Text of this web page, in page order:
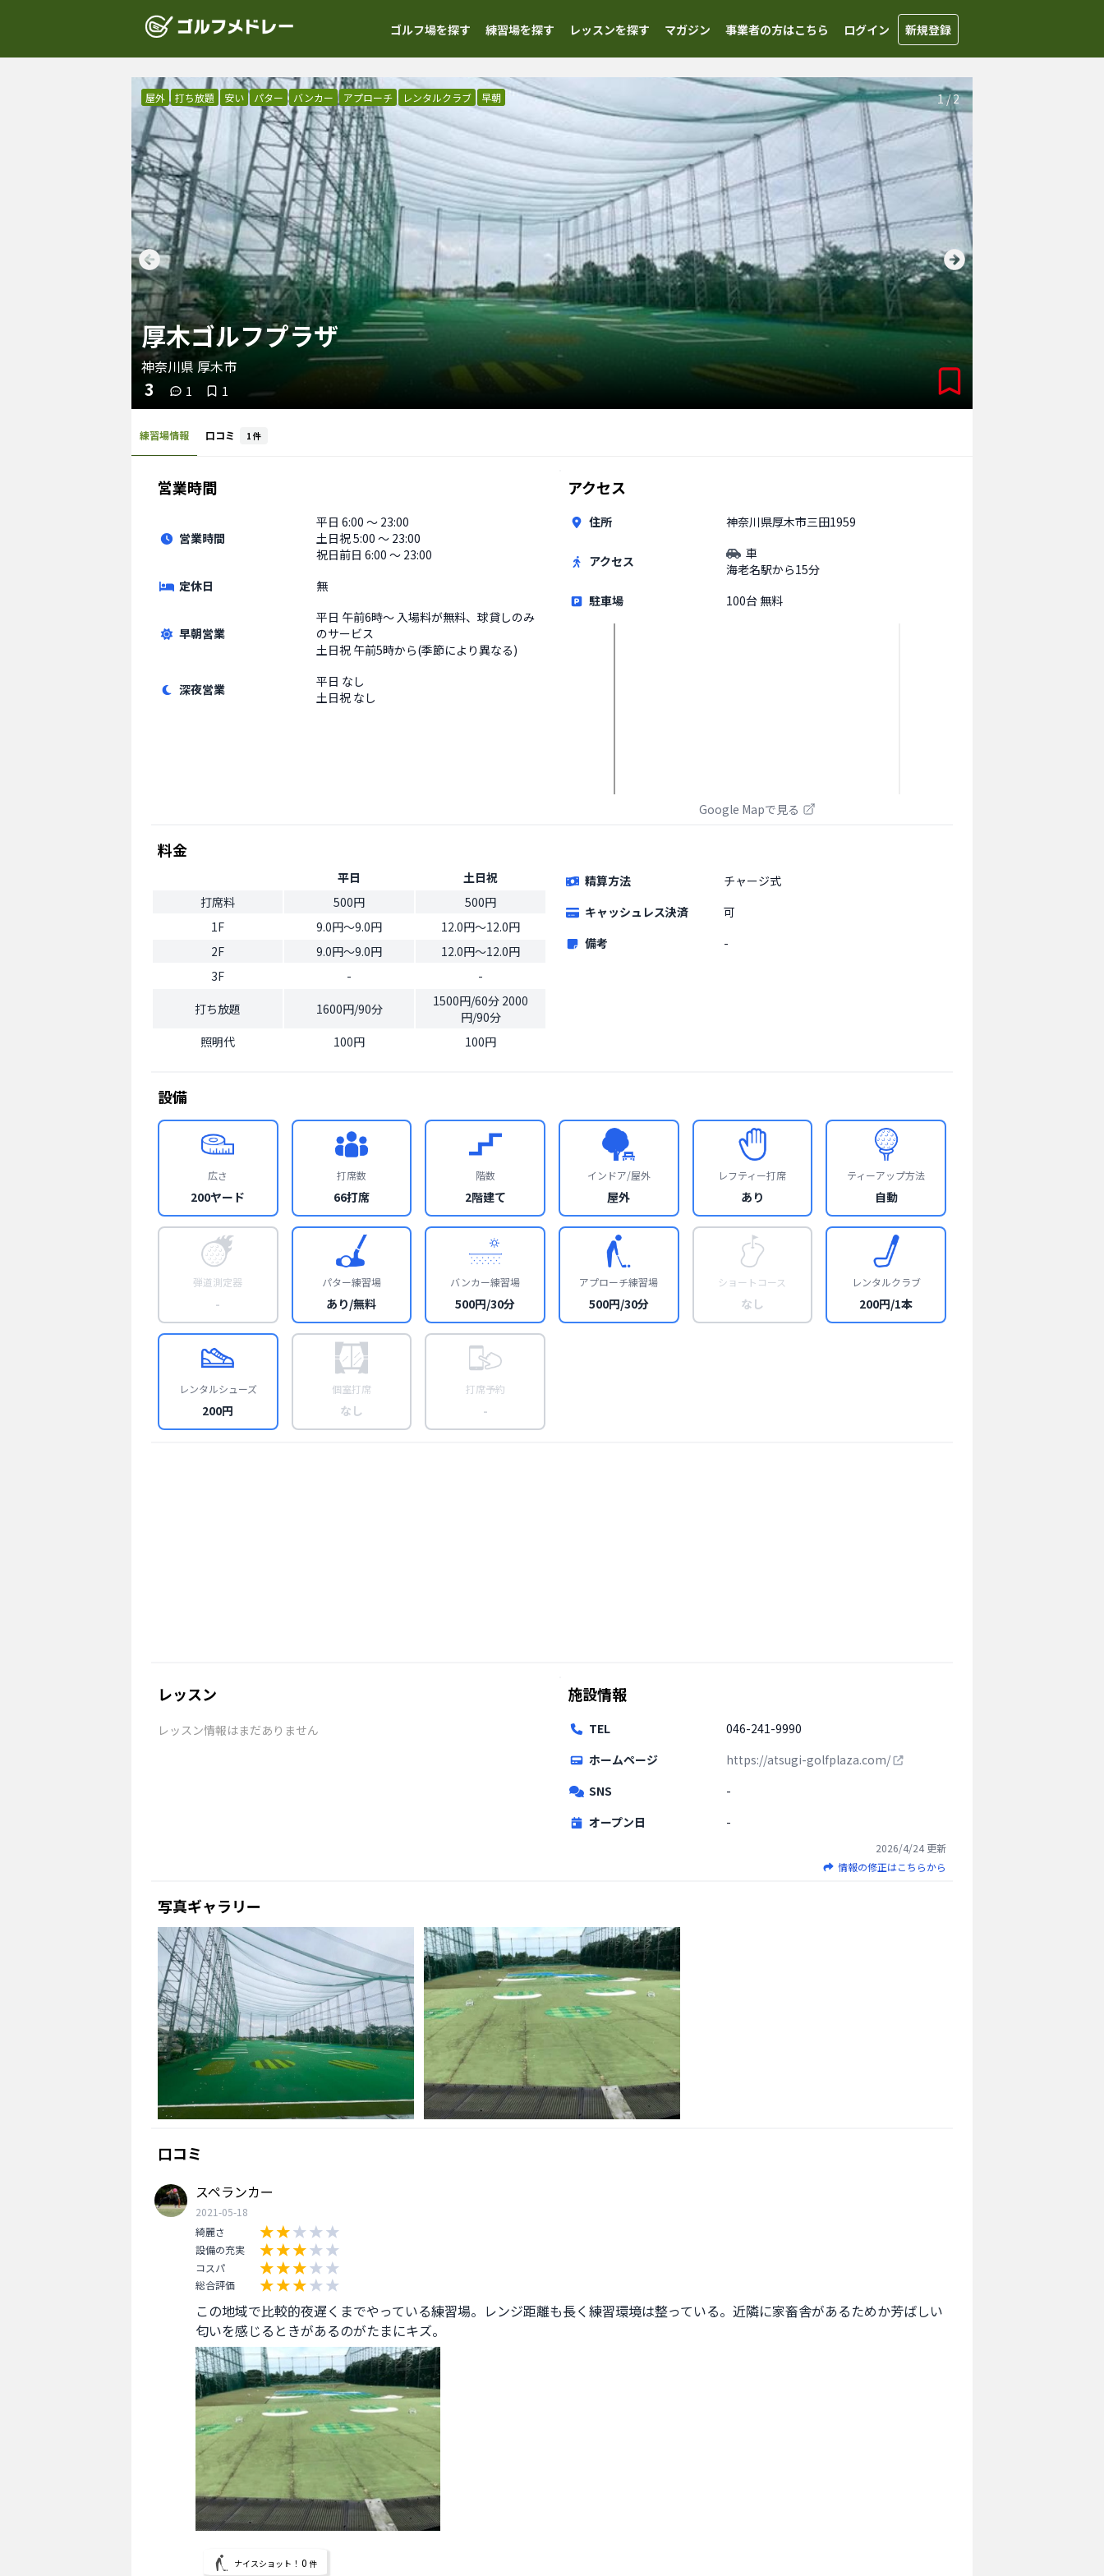
ゴルフ場を探す 練習場を探す レッスンを探す マガジン 事業者の方はこちら ログイン 新規登録
1/2
屋外 打ち放題 安い パター バンカー アプローチ レンタルクラブ 早朝
厚木ゴルフプラザ
神奈川県 厚木市
3 1 1
練習場情報 口コミ 1 件
営業時間
営業時間
平日 6:00 〜 23:00
土日祝5:00 〜 23:00
祝日前日 6:00 〜 23:00
定休日
無
早朝営業
平日 午前6時〜 入場料が無料、球貸しのみ
のサービス
土日祝 午前5時から(季節により異なる)
深夜営業 平日 なし
土日祝 なし
アクセス
住所 神奈川県厚木市三田1959
アクセス
車
海老名駅から15分
駐車場
100台 無料
Google Mapで見る
料金
平日
土日祝
打席料
500円
500円
1F
9.0円〜9.0円
12.0円〜12.0円
2F
9.0円〜9.0円
12.0円〜12.0円
3F
-
-
打ち放題
1600円/90分
1500円/60分 2000
円/90分
照明代
100円 100円
精算方法
チャージ式
キャッシュレス決済
可
備考
-
設備
広さ
200ヤード
打席数
66打席
階数
2階建て
インドア/屋外
屋外
レフティー打席
あり
ティーアップ方法
自動
弾道測定器
-
パター練習場
あり/無料
バンカー練習場
500円/30分
アプローチ練習場
500円/30分
ショートコース
なし
レンタルクラブ
200円/1本
レンタルシューズ
200円
個室打席
なし
打席予約
-
レッスン
レッスン情報はまだありません
施設情報
TEL
046-241-9990
ホームページ
https://atsugi-golfplaza.com/
SNS
-
オープン日
-
2026/4/24 更新
情報の修正はこちらから
写真ギャラリー
口コミ
スペランカー
2021-05-18
綺麗さ
設備の充実
コスパ
総合評価
この地域で比較的夜遅くまでやっている練習場。レンジ距離も長く練習環境は整っている。近隣に家畜舎があるためか芳ばしい
匂いを感じるときがあるのがたまにキズ。
ナイスショット！ 0 件